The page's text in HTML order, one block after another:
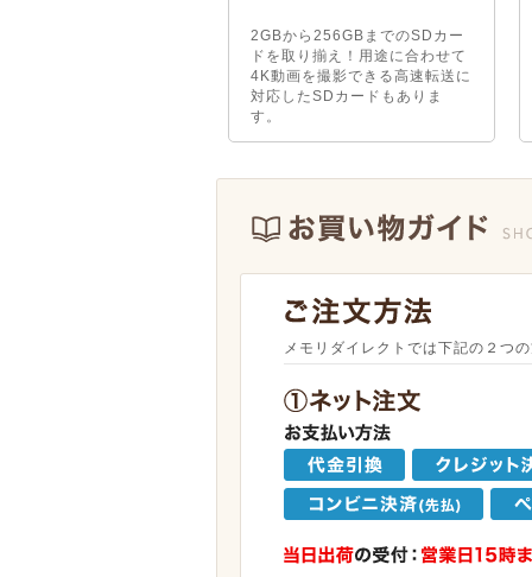
2GBから256GBまでのSDカー
ドを取り揃え！用途に合わせて
4K動画を撮影できる高速転送に
対応したSDカードもありま
す。
メモリダイレクトでは下記の２つ